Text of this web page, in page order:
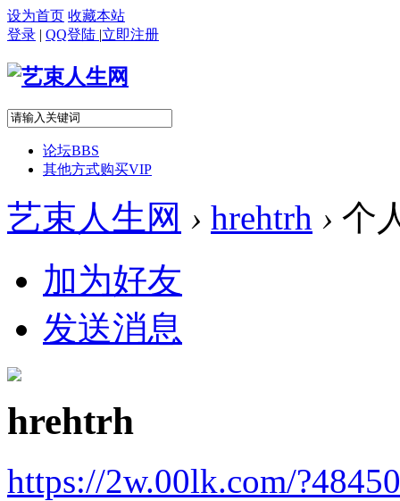
设为首页 收藏本站
登录 | QQ登陆 |立即注册
论坛BBS
其他方式购买VIP
艺束人生网 › hrehtrh › 个
加为好友
发送消息
hrehtrh
https://2w.00lk.com/?48450